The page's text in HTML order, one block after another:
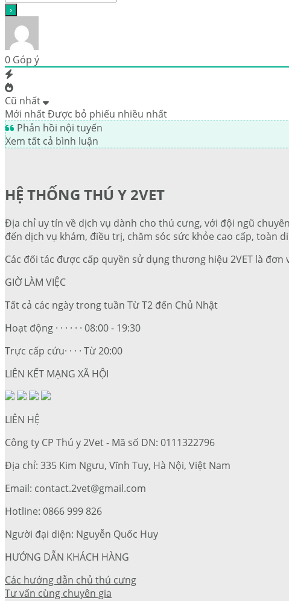
0 Góp ý
Cũ nhất
Mới nhấtĐược bỏ phiếu nhiều nhất
Phản hồi nội tuyến
Xem tất cả bình luận
HỆ THỐNG THÚ Y 2VET
Địa chỉ uy tín về dịch vụ dành cho thú cưng, với đội ngũ
đến dịch vụ khám, điều trị, chăm sóc sức khỏe cao cấp, toàn
Các đối tác được cấp quyền sử dụng thương hiệu 2VET là đơn
GIỜ LÀM VIỆC
Tất cả các ngày trong tuần Từ T2 đến Chủ Nhật
Hoạt động · · · · · · 08:00 - 19:30
Trực cấp cứu· · · · Từ 20:00
LIÊN KẾT MẠNG XÃ HỘI
LIÊN HỆ
Công ty CP Thú y 2Vet - Mã số DN: 0111322796
Địa chỉ: 335 Kim Ngưu, Vĩnh Tuy, Hà Nội, Việt Nam
Email: contact.2vet@gmail.com
Hotline: 0866 999 826
Người đại diện: Nguyễn Quốc Huy
HƯỚNG DẪN KHÁCH HÀNG
Các hướng dẫn chủ thú cưng
Tư vấn cùng chuyên gia